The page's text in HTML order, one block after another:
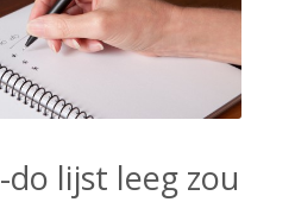
lijst leeg zou